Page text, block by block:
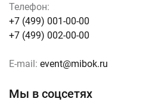
Телефон:
+7 (499) 001-00-00
+7 (499) 002-00-00
E-mail: event@mibok.ru
Мы в соцсетях